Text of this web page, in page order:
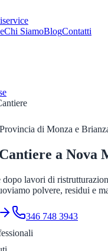
Chi SiamoBlogContatti
di Monza e
a Nova
dopo lavori di
polvere, residui e
346 748 3943